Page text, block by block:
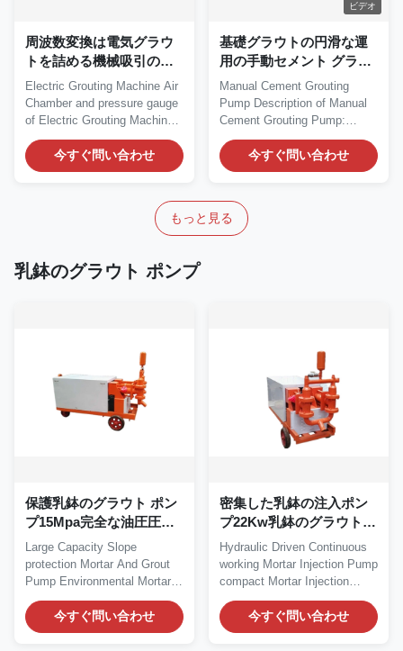
周波数変換は電気グラウ
トを詰める機械吸引のユ
ニフォームをカスタマイ
ズした
Electric Grouting Machine Air
Chamber and pressure gauge
of Electric Grouting Machine:
Electric...
今すぐ問い合わせ
ビデオ
基礎グラウトの円滑な運
用の手動セメント グラウ
トを詰めるポンプ高圧
Manual Cement Grouting
Pump Description of Manual
Cement Grouting Pump:
Manual cement grouting...
今すぐ問い合わせ
もっと見る
乳鉢のグラウト ポンプ
保護乳鉢のグラウト ポン
プ15Mpa完全な油圧圧力
は傾斜する
Large Capacity Slope
protection Mortar And Grout
Pump Environmental Mortar
And Grout Pump...
今すぐ問い合わせ
密集した乳鉢の注入ポン
プ22Kw乳鉢のグラウト
ポンプ連続的な働き
Hydraulic Driven Continuous
working Mortar Injection Pump
compact Mortar Injection
Pump Structure...
今すぐ問い合わせ